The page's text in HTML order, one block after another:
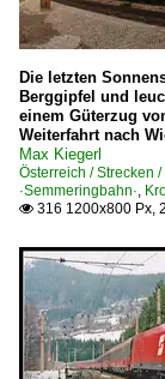
Die letzten
Berggipfel und
einem Güterzug
Weiterfahrt nach
Max Kiegerl
Österreich / Strecken
·Semmeringbahn·,
 316 1200x800 Px,